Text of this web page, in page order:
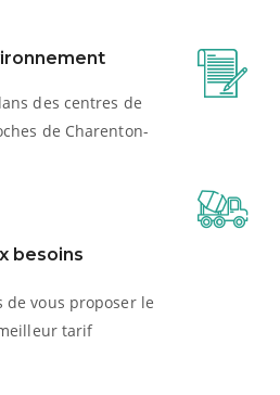
des centres de
de Charenton-
besoins
de vous proposer le
tarif